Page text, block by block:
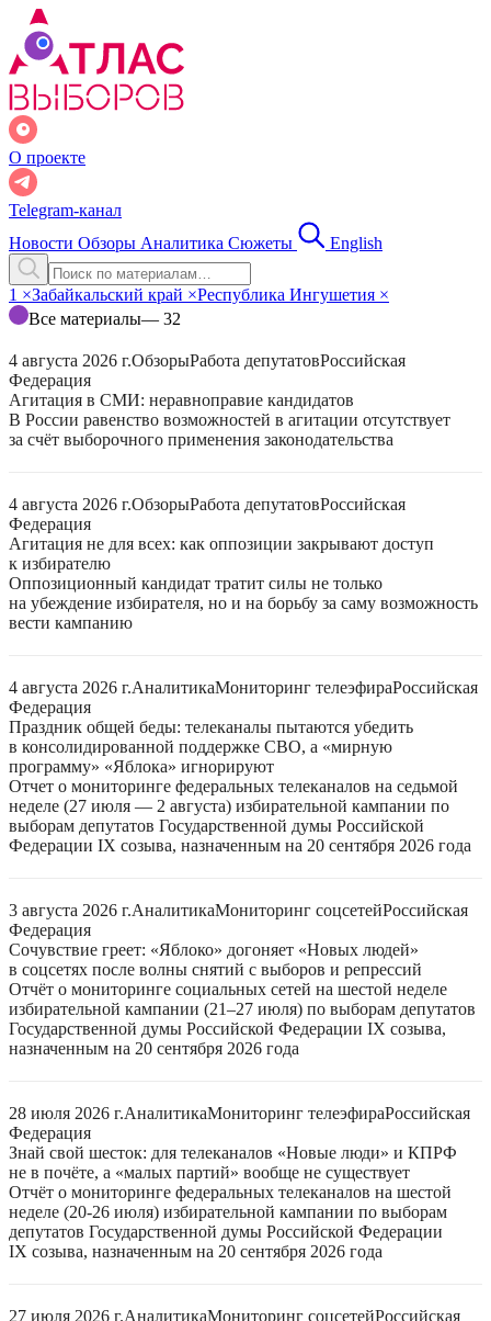
О проекте
Telegram-канал
Новости Обзоры Аналитика Сюжеты English
1 ×Забайкальский край ×Республика Ингушетия ×
Все материалы— 32
4 августа 2026 г.ОбзорыРабота депутатовРоссийская
Федерация
Агитация в СМИ: неравноправие кандидатов
В России равенство возможностей в агитации отсутствует
за счёт выборочного применения законодательства
4 августа 2026 г.ОбзорыРабота депутатовРоссийская
Федерация
Агитация не для всех: как оппозиции закрывают доступ
к избирателю
Оппозиционный кандидат тратит силы не только
на убеждение избирателя, но и на борьбу за саму возможность
вести кампанию
4 августа 2026 г.АналитикаМониторинг телеэфираРоссийская
Федерация
Праздник общей беды: телеканалы пытаются убедить
в консолидированной поддержке СВО, а «мирную
программу» «Яблока» игнорируют
Отчет о мониторинге федеральных телеканалов на седьмой
неделе (27 июля — 2 августа) избирательной кампании по
выборам депутатов Государственной думы Российской
Федерации IX созыва, назначенным на 20 сентября 2026 года
3 августа 2026 г.АналитикаМониторинг соцсетейРоссийская
Федерация
Сочувствие греет: «Яблоко» догоняет «Новых людей»
в соцсетях после волны снятий с выборов и репрессий
Отчёт о мониторинге социальных сетей на шестой неделе
избирательной кампании (21–27 июля) по выборам депутатов
Государственной думы Российской Федерации IX созыва,
назначенным на 20 сентября 2026 года
28 июля 2026 г.АналитикаМониторинг телеэфираРоссийская
Федерация
Знай свой шесток: для телеканалов «Новые люди» и КПРФ
не в почёте, а «малых партий» вообще не существует
Отчёт о мониторинге федеральных телеканалов на шестой
неделе (20-26 июля) избирательной кампании по выборам
депутатов Государственной думы Российской Федерации
IX созыва, назначенным на 20 сентября 2026 года
27 июля 2026 г.АналитикаМониторинг соцсетейРоссийская